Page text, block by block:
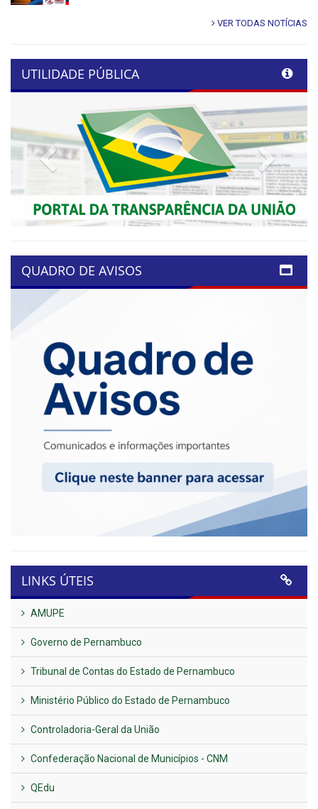
VER TODAS NOTÍCIAS
UTILIDADE PÚBLICA
Previous Next
QUADRO DE AVISOS
LINKS ÚTEIS
AMUPE
Governo de Pernambuco
Tribunal de Contas do Estado de Pernambuco
Ministério Público do Estado de Pernambuco
Controladoria-Geral da União
Confederação Nacional de Municípios - CNM
QEdu